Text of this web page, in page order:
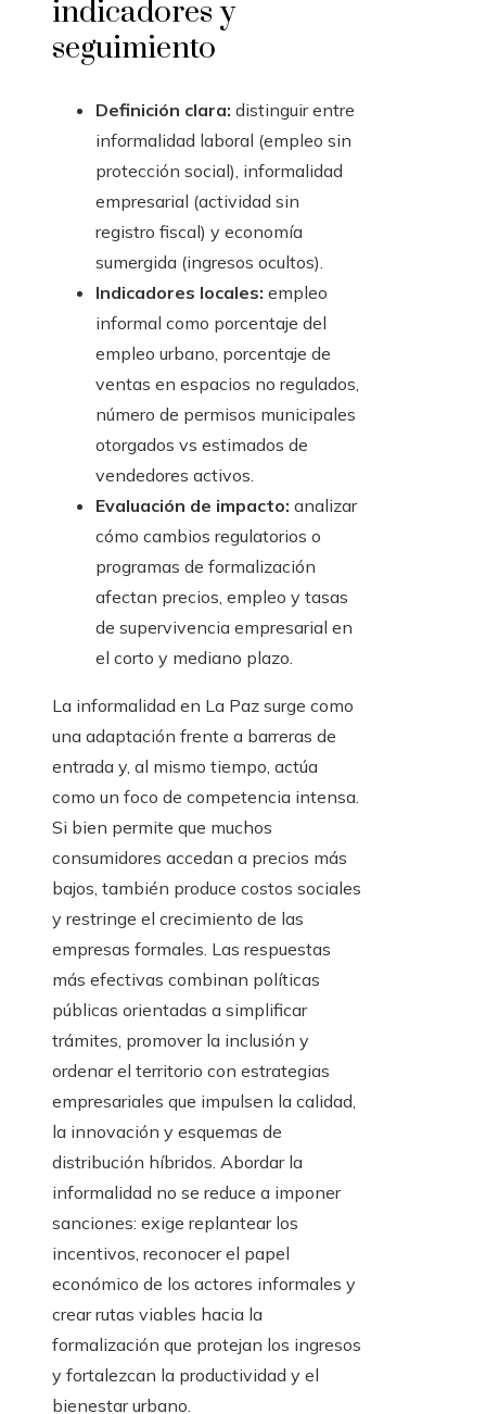
indicadores y
seguimiento
Definición clara: distinguir entre
informalidad laboral (empleo sin
protección social), informalidad
empresarial (actividad sin
registro fiscal) y economía
sumergida (ingresos ocultos).
Indicadores locales: empleo
informal como porcentaje del
empleo urbano, porcentaje de
ventas en espacios no regulados,
número de permisos municipales
otorgados vs estimados de
vendedores activos.
Evaluación de impacto: analizar
cómo cambios regulatorios o
programas de formalización
afectan precios, empleo y tasas
de supervivencia empresarial en
el corto y mediano plazo.
La informalidad en La Paz surge como
una adaptación frente a barreras de
entrada y, al mismo tiempo, actúa
como un foco de competencia intensa.
Si bien permite que muchos
consumidores accedan a precios más
bajos, también produce costos sociales
y restringe el crecimiento de las
empresas formales. Las respuestas
más efectivas combinan políticas
públicas orientadas a simplificar
trámites, promover la inclusión y
ordenar el territorio con estrategias
empresariales que impulsen la calidad,
la innovación y esquemas de
distribución híbridos. Abordar la
informalidad no se reduce a imponer
sanciones: exige replantear los
incentivos, reconocer el papel
económico de los actores informales y
crear rutas viables hacia la
formalización que protejan los ingresos
y fortalezcan la productividad y el
bienestar urbano.